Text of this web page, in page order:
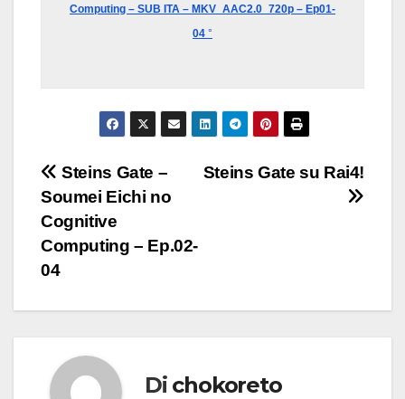
Computing – SUB ITA – MKV_AAC2.0_720p – Ep01-
04 °
Navigazione
articoli
Steins Gate su Rai4!
Steins Gate –
Soumei Eichi no
Cognitive
Computing – Ep.02-
04
Di chokoreto